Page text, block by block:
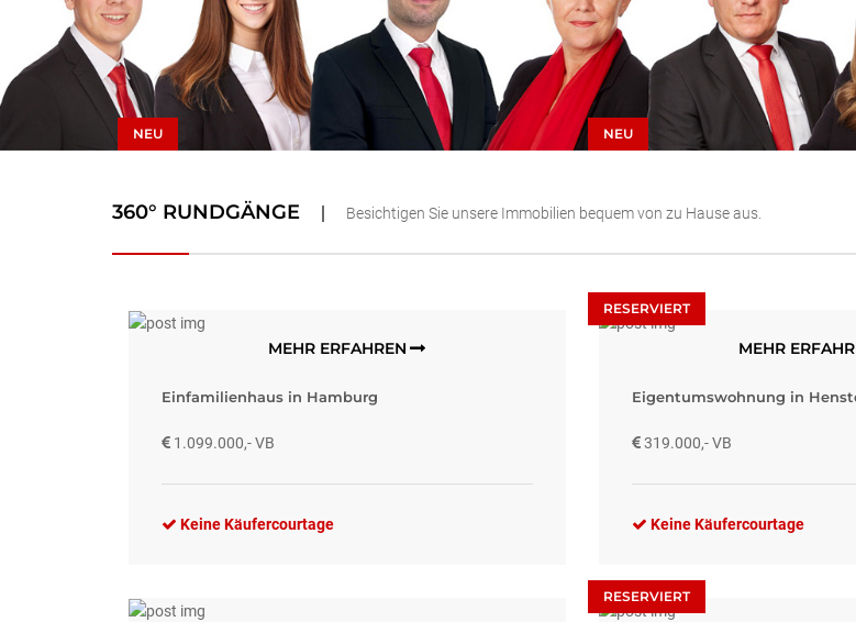
360° RUNDGÄNGE Besichtigen Sie unsere Immobilien bequem von zu Hause aus.
NEU
MEHR ERFAHREN
Einfamilienhaus in Hamburg
1.099.000,- VB
Keine Käufercourtage
RESERVIERT
NEU
MEHR
Eigentumswohnung in
319.000,- VB
Keine Käufercourtage
RESERVIERT